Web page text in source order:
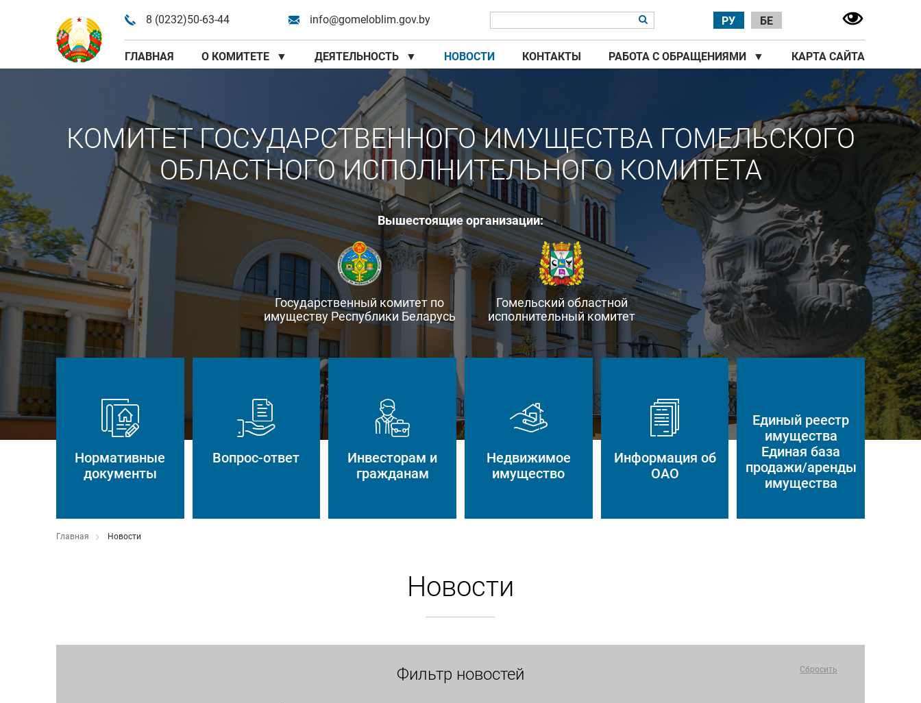
8 (0232)50-63-44 info@gomeloblim.gov.by РУ БЕ
ГЛАВНАЯ О КОМИТЕТЕ ▼ ДЕЯТЕЛЬНОСТЬ ▼ НОВОСТИ КОНТАКТЫ РАБОТА С ОБРАЩЕНИЯМИ ▼ КАРТА САЙТА
КОМИТЕТ ГОСУДАРСТВЕННОГО ИМУЩЕСТВА ГОМЕЛЬСКОГО
ОБЛАСТНОГО ИСПОЛНИТЕЛЬНОГО КОМИТЕТА
Вышестоящие организации:
Государственный комитет по
имуществу Республики Беларусь
Гомельский областной
исполнительный комитет
Нормативные
документы
Вопрос-ответ
Инвесторам и
гражданам
Недвижимое
имущество
Информация об
ОАО
Единый реестр
имущества
Единая база
продажи/аренды
имущества
Главная Новости
Новости
Сбросить
Фильтр новостей